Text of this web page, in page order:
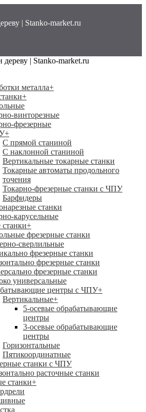
| Stanko-market.ru
металла+
+
винторезные
фрезерные
+
С прямой станиной
C наклонной станиной
Вертикальные токарные станки
Токарные автоматы продольного
точения
Токарно-фрезерные станки с ЧПУ
Барфидеры
станки
карусельные
+
фрезерные станки
сверлильные
фрезерные станки
фрезерные станки
фрезерные станки
универсальные
центры с ЧПУ+
Вертикальные+
5-осевые обрабатывающие
центры
3-осевые обрабатывающие
центры
Горизонтальные
Пятикоординатные
станки с ЧПУ
расточные станки
станки+